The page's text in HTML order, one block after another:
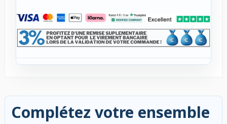
Complétez votre ensemble